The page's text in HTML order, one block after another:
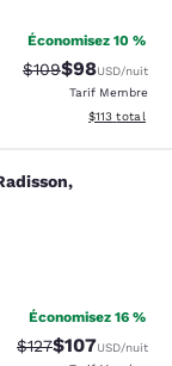
Économisez 10 %
Tarif barré :
$109Tarif réduit :
$98USD/nuit
Tarif Membre
Afficher les
$113 total
Économisez 16 %
Tarif barré :
$127Tarif réduit :
$107USD/nuit